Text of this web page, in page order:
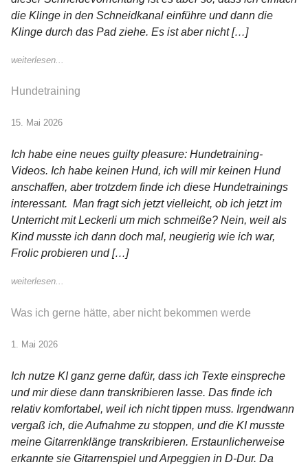
die Klinge in den Schneidkanal einführe und dann die
Klinge durch das Pad ziehe. Es ist aber nicht […]
weiterlesen...
Hundetraining
15. Mai 2026
Ich habe eine neues guilty pleasure: Hundetraining-
Videos. Ich habe keinen Hund, ich will mir keinen Hund
anschaffen, aber trotzdem finde ich diese Hundetrainings
interessant. Man fragt sich jetzt vielleicht, ob ich jetzt im
Unterricht mit Leckerli um mich schmeiße? Nein, weil als
Kind musste ich dann doch mal, neugierig wie ich war,
Frolic probieren und […]
weiterlesen...
Was ich gerne hätte, aber nicht bekommen werde
1. Mai 2026
Ich nutze KI ganz gerne dafür, dass ich Texte einspreche
und mir diese dann transkribieren lasse. Das finde ich
relativ komfortabel, weil ich nicht tippen muss. Irgendwann
vergaß ich, die Aufnahme zu stoppen, und die KI musste
meine Gitarrenklänge transkribieren. Erstaunlicherweise
erkannte sie Gitarrenspiel und Arpeggien in D-Dur. Da